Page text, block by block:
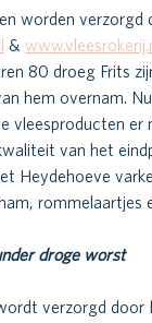
worden verzorgd
&
80 droeg Frits
hem overnam.
vleesproducten er
van het
Heydehoeve
rommelaartjes
droge worst
verzorgd door